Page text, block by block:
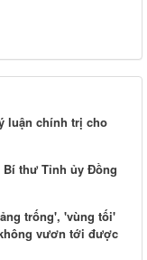
luận chính trị cho
thư Tỉnh ủy Đồng
trống', 'vùng tối'
vươn tới được